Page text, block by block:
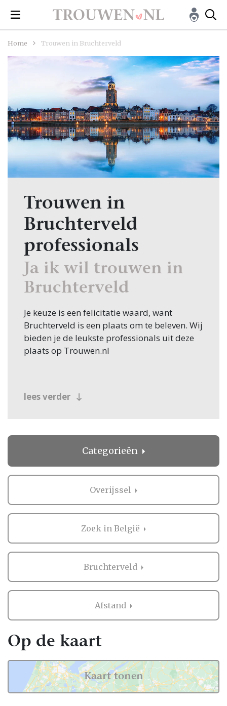
Home Trouwen in Bruchterveld
Trouwen in
Bruchterveld
professionals
Ja ik wil trouwen in
Bruchterveld
Je keuze is een felicitatie waard, want
Bruchterveld is een plaats om te beleven. Wij
bieden je de leukste professionals uit deze
plaats op Trouwen.nl
lees verder
Categorieën
Overijssel
Zoek in België
Bruchterveld
Afstand
Op de kaart
Kaart tonen